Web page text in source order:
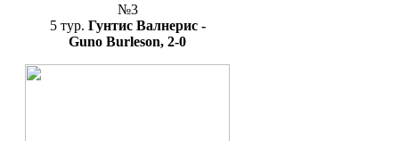
№3
5 тур. Гунтис Валнерис -
Guno Burleson, 2-0